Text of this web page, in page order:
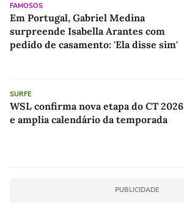
FAMOSOS
Em Portugal, Gabriel Medina
surpreende Isabella Arantes com
pedido de casamento: 'Ela disse sim'
SURFE
WSL confirma nova etapa do CT 2026
e amplia calendário da temporada
PUBLICIDADE